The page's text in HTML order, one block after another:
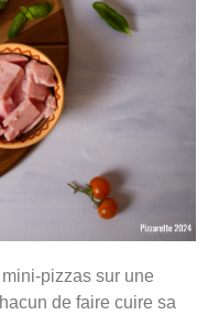
mini-pizzas sur une
de faire cuire sa